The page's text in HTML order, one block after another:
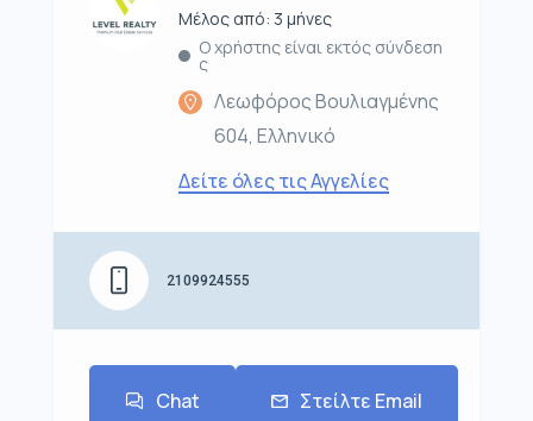
Μέλος από: 3 μήνες
Ο χρήστης είναι εκτός σύνδεση
ς
Λεωφόρος Βουλιαγμένης
604, Ελληνικό
Δείτε όλες τις Αγγελίες
2109924555
Chat Στείλτε Email